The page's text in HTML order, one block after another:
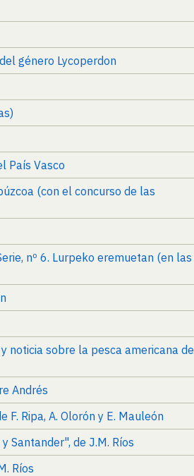
género Lycoperdon
País Vasco
(con el concurso de las
nº 6. Lurpeko eremuetan (en las
noticia sobre la pesca americana de
Andrés
Ripa, A. Olorón y E. Mauleón
Santander", de J.M. Ríos
Ríos